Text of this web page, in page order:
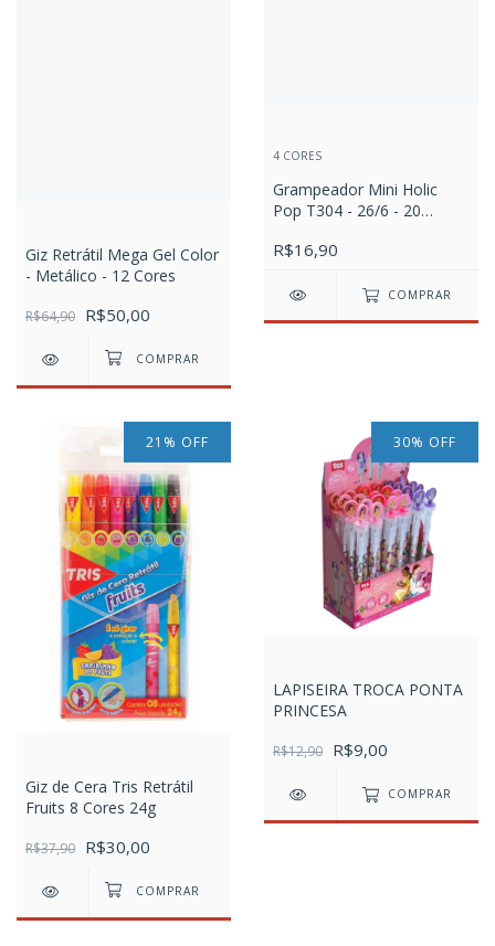
Giz Retrátil Mega Gel Color
- Metálico - 12 Cores
R$64,90 R$50,00
4 CORES
Grampeador Mini Holic
Pop T304 - 26/6 - 20
Sortidas
R$16,90
COMPRAR
21 % OFF
Giz de Cera Tris Retrátil
Fruits 8 Cores 24g
R$37,90 R$30,00
30% OFF
LAPISEIRA TROCA PONTA
PRINCESA
R$12,90 R$9,00
COMPRAR